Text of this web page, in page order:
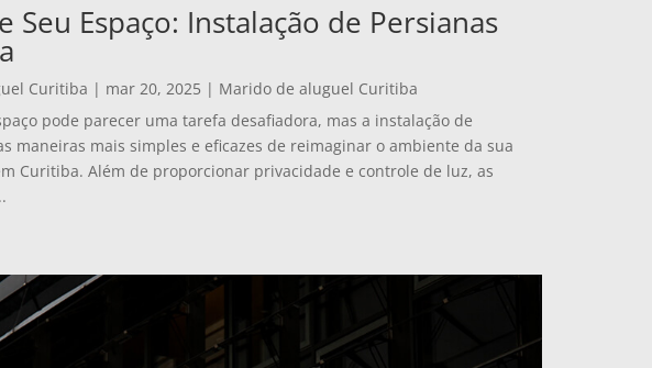
Seu Espaço: Instalação de Persianas
Curitiba | mar 20, 2025 | Marido de aluguel Curitiba
pode parecer uma tarefa desafiadora, mas a instalação de
maneiras mais simples e eficazes de reimaginar o ambiente da sua
Curitiba. Além de proporcionar privacidade e controle de luz, as